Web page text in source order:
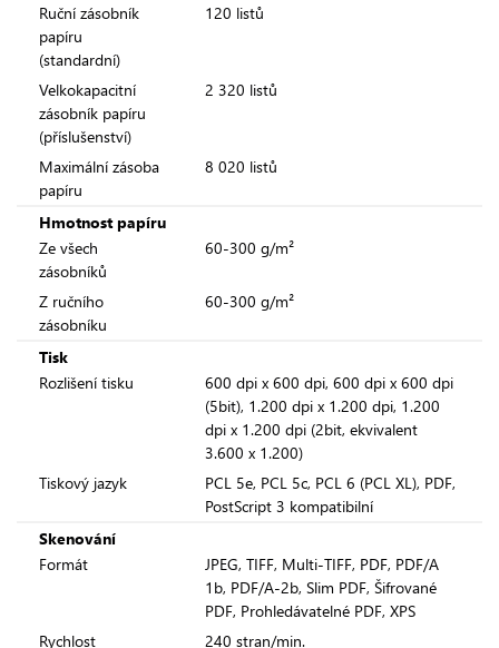
Ruční zásobník
papíru
(standardní)
120 listů
Velkokapacitní
zásobník papíru
(příslušenství)
2 320 listů
Maximální zásoba
papíru
8 020 listů
Hmotnost papíru
Ze všech
zásobníků
60-300 g/m²
Z ručního
zásobníku
60-300 g/m²
Tisk
Rozlišení tisku
600 dpi x 600 dpi, 600 dpi x 600 dpi
(5bit), 1.200 dpi x 1.200 dpi, 1.200
dpi x 1.200 dpi (2bit, ekvivalent
3.600 x 1.200)
Tiskový jazyk
PCL 5e, PCL 5c, PCL 6 (PCL XL), PDF,
PostScript 3 kompatibilní
Skenování
Formát
JPEG, TIFF, Multi-TIFF, PDF, PDF/A
1b, PDF/A-2b, Slim PDF, Šifrované
PDF, Prohledávatelné PDF, XPS
Rychlost
240 stran/min.